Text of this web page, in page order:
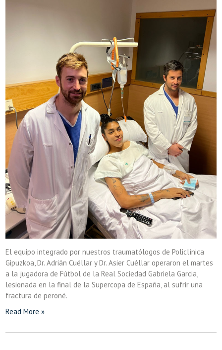
El equipo integrado por nuestros traumatólogos de Policlínica
Gipuzkoa, Dr. Adrián Cuéllar y Dr. Asier Cuéllar operaron el martes
a la jugadora de Fútbol de la Real Sociedad Gabriela Garcia,
lesionada en la final de la Supercopa de España, al sufrir una
fractura de peroné.
Read More »